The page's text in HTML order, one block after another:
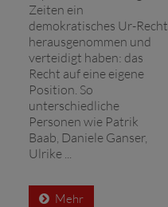
Zeiten ein
demokratisches Ur-Recht
herausgenommen und
verteidigt haben: das
Recht auf eine eigene
Position. So
unterschiedliche
Personen wie Patrik
Baab, Daniele Ganser,
Ulrike ...
Mehr